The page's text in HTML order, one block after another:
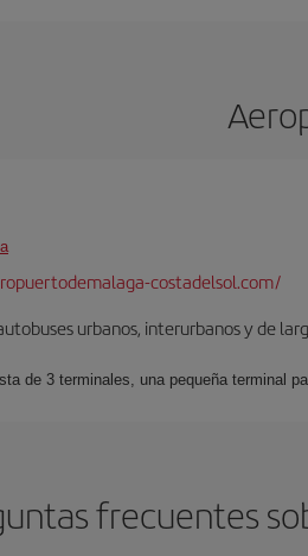
costadelsol.com/
urbanos, interurbanos y de
de 3 terminales, una pequeña terminal
frecuentes